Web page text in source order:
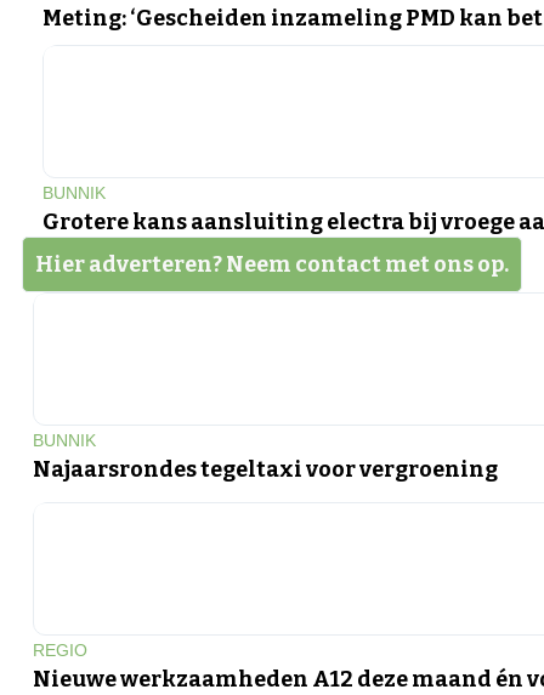
Meting: ‘Gescheiden inzameling PMD kan
BUNNIK
Grotere kans aansluiting electra bij vroege
Hier adverteren? Neem contact met ons op.
BUNNIK
Najaarsrondes tegeltaxi voor vergroening
REGIO
Nieuwe werkzaamheden A12 deze maand én